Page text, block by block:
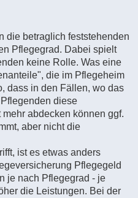
die betraglich feststehenden
Pflegegrad. Dabei spielt
keine Rolle. Was eine
die im Pflegeheim
dass in den Fällen, wo das
diese
abdecken können ggf.
aber nicht die
ist es etwas anders
Pflegegeld
je nach Pflegegrad - je
die Leistungen. Bei der